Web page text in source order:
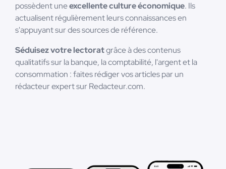
possèdent uneexcellente culture économique. Ils
actualisent régulièrement leurs connaissances en
s'appuyant sur des sources de référence.
Séduisez votre lectoratgrâce à des contenus
qualitatifs sur la banque, la comptabilité, l'argent et la
consommation : faites rédiger vos articles par un
rédacteur expert sur Redacteur.com.